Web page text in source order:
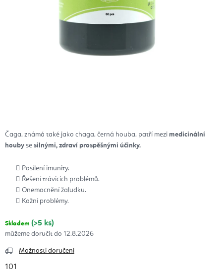
Čaga, známá také jako chaga, černá houba, patří mezi medicinální
houby se silnými, zdraví prospěšnými účinky.
Posílení imunity.
Řešení trávicích problémů.
Onemocnění žaludku.
Kožní problémy.
Skladem (>5 ks)
12.8.2026
Možnosti doručení
101